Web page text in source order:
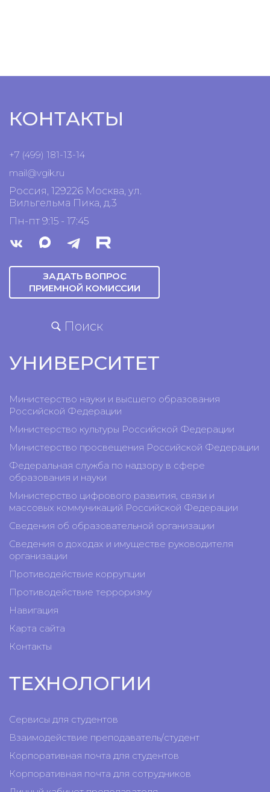
КОНТАКТЫ
+7 (499) 181-13-14
mail@vgik.ru
Россия, 129226 Москва, ул.
Вильгельма Пика, д.3
Пн-пт 9:15 - 17:45
ЗАДАТЬ ВОПРОС
ПРИЕМНОЙ КОМИССИИ
Поиск
УНИВЕРСИТЕТ
Министерство науки и высшего образования
Российской Федерации
Министерство культуры Российской Федерации
Министерство просвещения Российской Федерации
Федеральная служба по надзору в сфере
образования и науки
Министерство цифрового развития, связи и
массовых коммуникаций Российской Федерации
Сведения об образовательной организации
Сведения о доходах и имуществе руководителя
организации
Противодействие коррупции
Противодействие терроризму
Навигация
Карта сайта
Контакты
ТЕХНОЛОГИИ
Сервисы для студентов
Взаимодействие преподаватель/студент
Корпоративная почта для студентов
Корпоративная почта для сотрудников